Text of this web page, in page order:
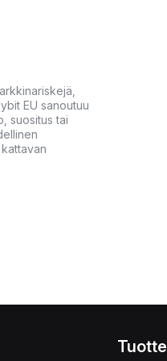
EU sanoutuu
suositus tai